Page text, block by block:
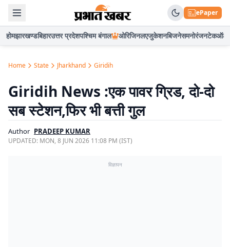
ePaper
होमझारखण्डबिहारउत्तर प्रदेशपश्चिम बंगाल ओरिजिनलएजुकेशनबिजनेसमनोरंजनटेकऑटो
Home State Jharkhand Giridih
Giridih News :एक पावर ग्रिड, दो-दो
सब स्टेशन,फिर भी बत्ती गुल
Author PRADEEP KUMAR
UPDATED: MON, 8 JUN 2026 11:08 PM (IST)
विज्ञापन